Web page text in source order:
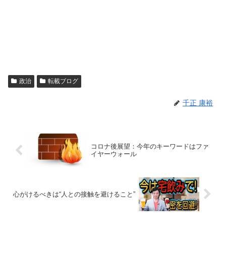
政治 転載ブログ
千正 康裕
コロナ後展望：今年のキーワードはファ
イヤーウォール
心がけるべきは“人との接触を避けること”